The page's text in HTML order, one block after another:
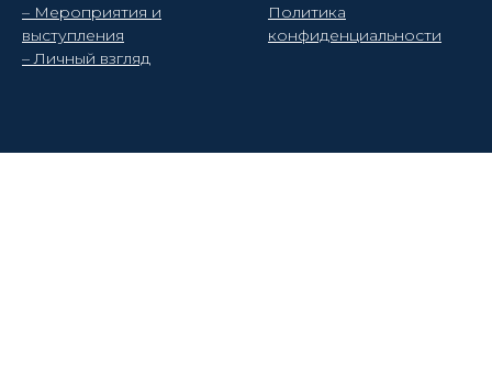
– Мероприятия и
выступления
– Личный взгляд
Политика
конфиденциальности